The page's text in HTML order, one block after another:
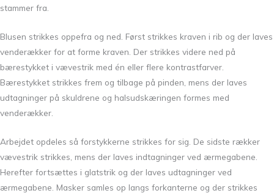
stammer fra.
Blusen strikkes oppefra og ned. Først strikkes kraven i rib og der laves
venderækker for at forme kraven. Der strikkes videre ned på
bærestykket i vævestrik med én eller flere kontrastfarver.
Bærestykket strikkes frem og tilbage på pinden, mens der laves
udtagninger på skuldrene og halsudskæringen formes med
venderækker.
Arbejdet opdeles så forstykkerne strikkes for sig. De sidste rækker
vævestrik strikkes, mens der laves indtagninger ved ærmegabene.
Herefter fortsættes i glatstrik og der laves udtagninger ved
ærmegabene. Masker samles op langs forkanterne og der strikkes